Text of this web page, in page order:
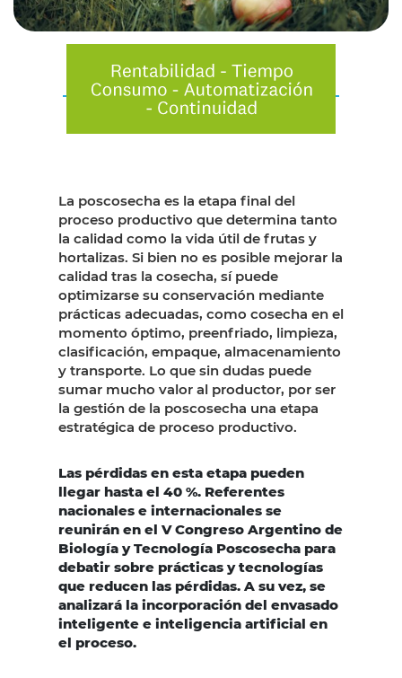
La poscosecha es la etapa final del
proceso productivo que determina tanto
la calidad como la vida útil de frutas y
hortalizas. Si bien no es posible mejorar la
calidad tras la cosecha, sí puede
optimizarse su conservación mediante
prácticas adecuadas, como cosecha en el
momento óptimo, preenfriado, limpieza,
clasificación, empaque, almacenamiento
y transporte. Lo que sin dudas puede
sumar mucho valor al productor, por ser
la gestión de la poscosecha una etapa
estratégica de proceso productivo.
Las pérdidas en esta etapa pueden
llegar hasta el 40 %. Referentes
nacionales e internacionales se
reunirán en el V Congreso Argentino de
Biología y Tecnología Poscosecha para
debatir sobre prácticas y tecnologías
que reducen las pérdidas. A su vez, se
analizará la incorporación del envasado
inteligente e inteligencia artificial en
el proceso.